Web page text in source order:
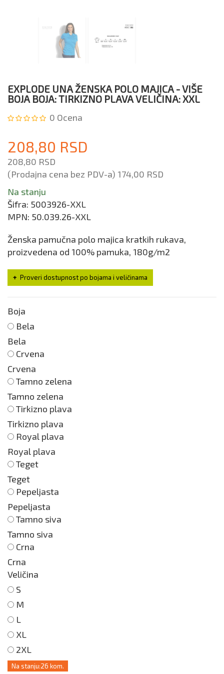
EXPLODE UNA ŽENSKA POLO MAJICA - VIŠE
BOJA BOJA: TIRKIZNO PLAVA VELIČINA: XXL
0 Ocena
208,80 RSD
208,80 RSD
(Prodajna cena bez PDV-a) 174,00 RSD
Na stanju
Šifra: 5003926-XXL
MPN: 50.039.26-XXL
Ženska pamučna polo majica kratkih rukava,
proizvedena od 100% pamuka, 180g/m2
Proveri dostupnost po bojama i veličinama
Boja
Bela
Bela
Crvena
Crvena
Tamno zelena
Tamno zelena
Tirkizno plava
Tirkizno plava
Royal plava
Royal plava
Teget
Teget
Pepeljasta
Pepeljasta
Tamno siva
Tamno siva
Crna
Crna
Veličina
S
M
L
XL
2XL
Na stanju:26 kom.